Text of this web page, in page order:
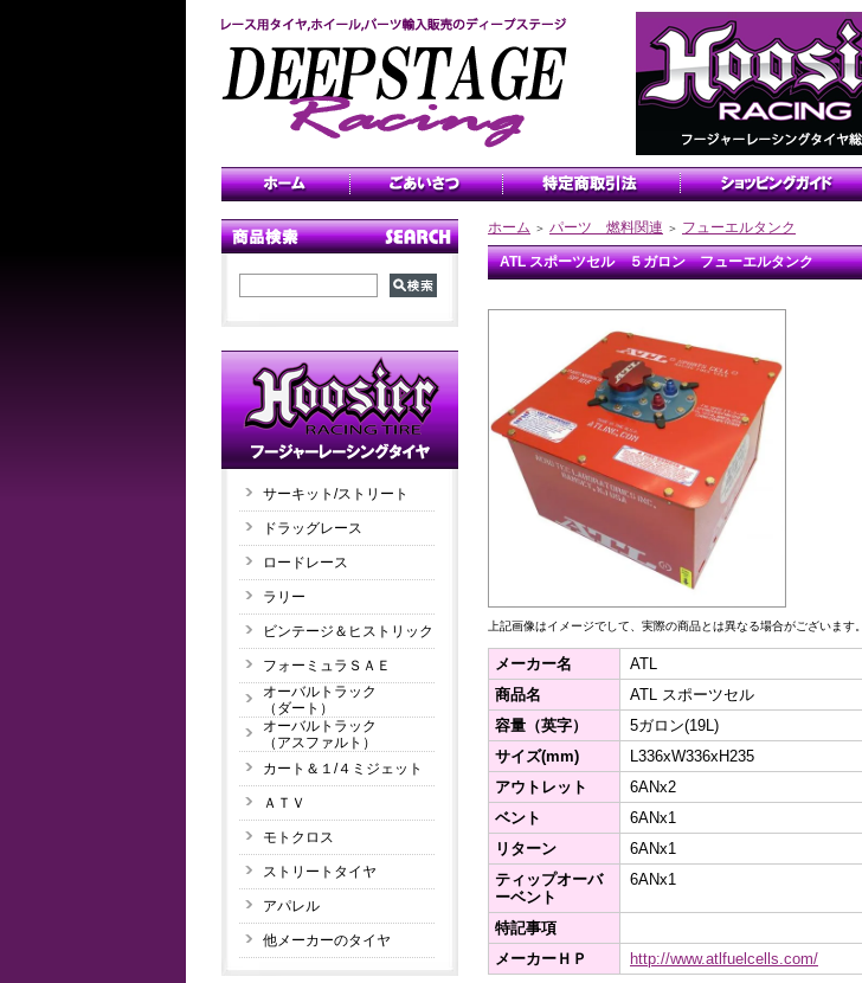
サーキット/ストリート
ドラッグレース
ロードレース
ラリー
ビンテージ＆ヒストリック
フォーミュラＳＡＥ
オーバルトラック
（ダート）
オーバルトラック
（アスファルト）
カート＆１/４ミジェット
ＡＴＶ
モトクロス
ストリートタイヤ
アパレル
他メーカーのタイヤ
ホーム ＞ パーツ 燃料関連 ＞ フューエルタンク
ATL スポーツセル ５ガロン フューエルタンク
上記画像はイメージでして、実際の商品とは異なる場合がございます。
メーカー名
ATL
商品名
ATL スポーツセル
容量（英字）
5ガロン(19L)
サイズ(mm)
L336xW336xH235
アウトレット
6ANx2
ベント
6ANx1
リターン
6ANx1
ティップオーバ
ーベント
6ANx1
特記事項
メーカーＨＰ
http://www.atlfuelcells.com/